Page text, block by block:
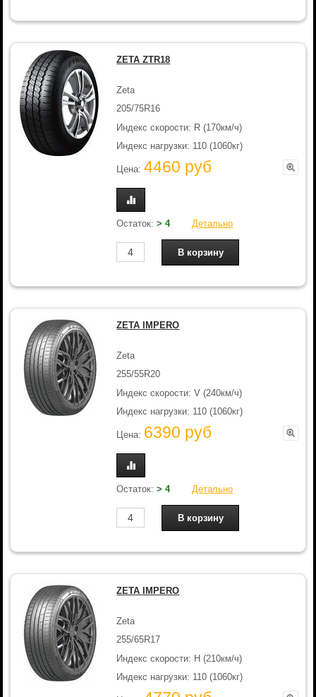
ZETA ZTR18
Zeta
205/75R16
Индекс скорости: R (170км/ч)
Индекс нагрузки: 110 (1060кг)
Цена:4460 руб
Остаток:> 4 Детально
ZETA IMPERO
Zeta
255/55R20
Индекс скорости: V (240км/ч)
Индекс нагрузки: 110 (1060кг)
Цена: 6390 руб
Остаток:> 4 Детально
ZETA IMPERO
Zeta
255/65R17
Индекс скорости: H (210км/ч)
Индекс нагрузки: 110 (1060кг)